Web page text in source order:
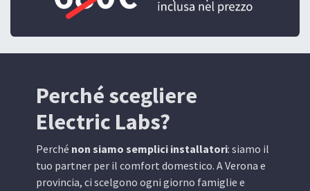
Perché scegliere
Electric Labs?
Perché non siamo semplici installatori: siamo il
tuo partner per il comfort domestico. A Verona e
provincia, ci scelgono ogni giorno famiglie e